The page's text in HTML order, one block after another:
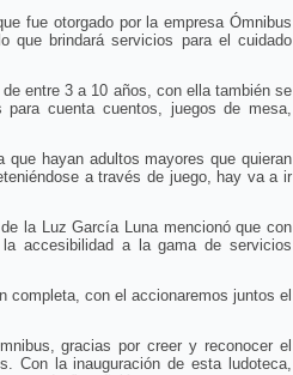
fue otorgado por la empresa Ómnibus
que brindará servicios para el cuidado
entre 3 a 10 años, con ella también se
cuenta cuentos, juegos de mesa,
que hayan adultos mayores que quieran
a través de juego, hay va a ir
la Luz García Luna mencionó que con
accesibilidad a la gama de servicios
completa, con el accionaremos juntos el
gracias por creer y reconocer el
Con la inauguración de esta ludoteca,